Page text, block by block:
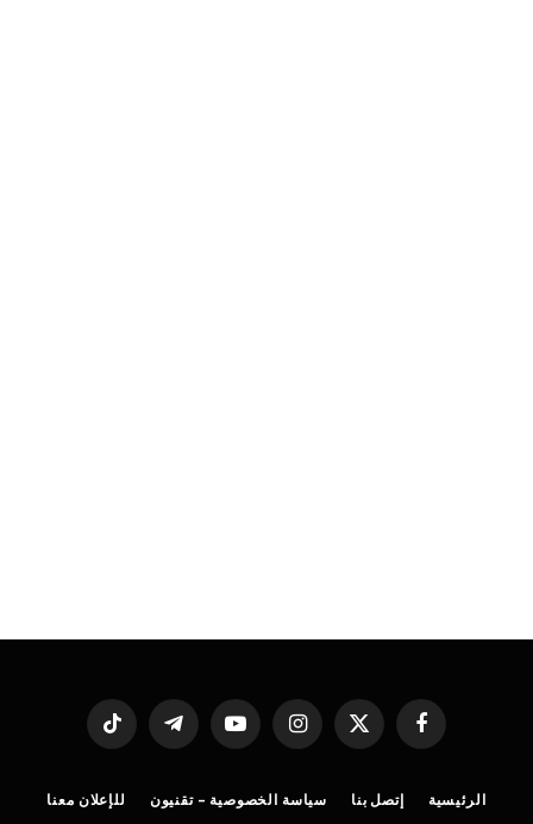
فيسبوك
X
الانستغراميوتيوب تيلقرام تيكتوك
الرئيسية إتصل بنا سياسة الخصوصية – تقنيون للإعلان معنا